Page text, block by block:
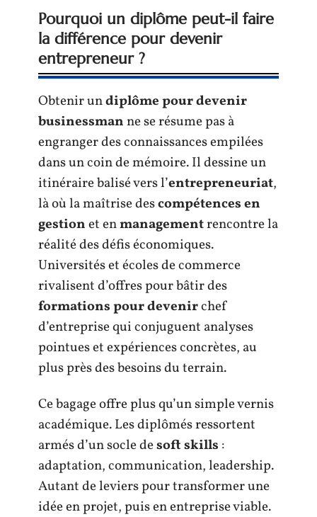
Pourquoi un diplôme peut-il faire
la différence pour devenir
entrepreneur ?
Obtenir undiplôme pour devenir
businessmanne se résume pas à
engranger des connaissances empilées
dans un coin de mémoire. Il dessine un
itinéraire balisé vers l’entrepreneuriat,
là où la maîtrise descompétences en
gestionet enmanagementrencontre la
réalité des défis économiques.
Universités et écoles de commerce
rivalisent d’offres pour bâtir des
formations pour devenirchef
d’entreprise qui conjuguent analyses
pointues et expériences concrètes, au
plus près des besoins du terrain.
Ce bagage offre plus qu’un simple vernis
académique. Les diplômés ressortent
armés d’un socle desoft skills :
adaptation, communication, leadership.
Autant de leviers pour transformer une
idée en projet, puis en entreprise viable.